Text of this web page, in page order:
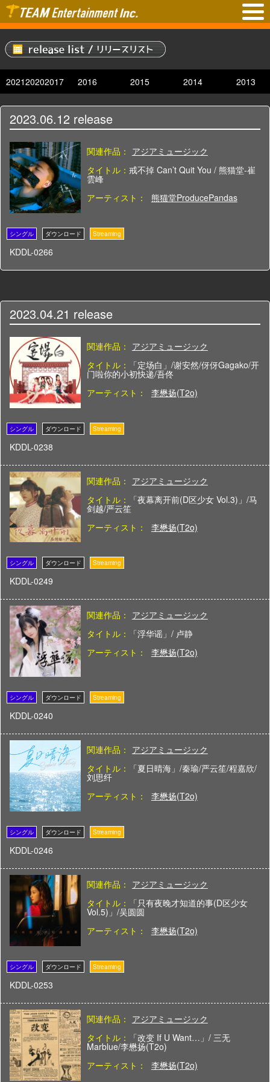
202120202017 2016 2015 2014 2013
2023.06.12 release
関連作品： アジアミュージック
タイトル： 戒不掉 Can’t Quit You / 熊猫堂-崔
雲峰
アーティスト：
熊猫堂ProducePandas
KDDL-0266
2023.04.21 release
関連作品： アジアミュージック
タイトル：
「定场白」/谢安然/伢伢Gagako/开
门啦你的小初快递/吾佟
アーティスト：
李懋扬(T2o)
KDDL-0238
関連作品： アジアミュージック
タイトル：
「夜幕离开前(D区少女 Vol.3)」/马
剑越/严云笙
アーティスト：
李懋扬(T2o)
KDDL-0249
関連作品： アジアミュージック
タイトル：
「浮华谣」/ 卢静
アーティスト：
李懋扬(T2o)
KDDL-0240
関連作品： アジアミュージック
タイトル：
「夏日晴海」/秦瑜/严云笙/程嘉欣/
刘思纤
アーティスト：
李懋扬(T2o)
KDDL-0246
関連作品： アジアミュージック
タイトル：
「只有夜晚才知道的事(D区少女
Vol.5)」/吴圆圆
アーティスト：
李懋扬(T2o)
KDDL-0253
関連作品： アジアミュージック
タイトル：
「改变 If U Want…」/ 三无
Marblue/李懋扬(T2o)
アーティスト：
李懋扬(T2o)